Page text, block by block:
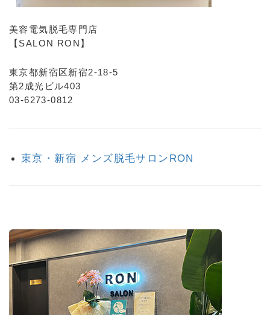
美容電気脱毛専門店
【SALON RON】
東京都新宿区新宿2-18-5
第2成光ビル403
03-6273-0812
東京・新宿 メンズ脱毛サロンRON